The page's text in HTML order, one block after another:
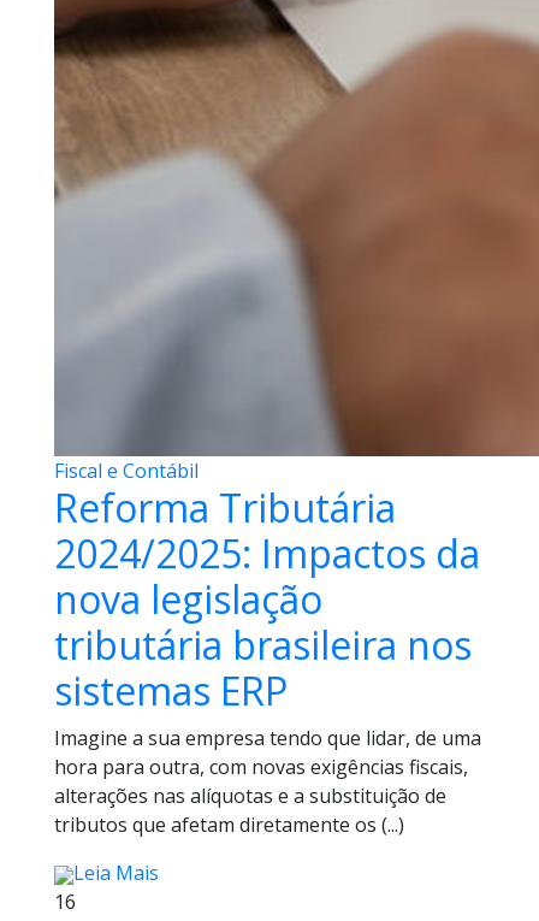
Fiscal e Contábil
Reforma Tributária
2024/2025: Impactos da
nova legislação
tributária brasileira nos
sistemas ERP
Imagine a sua empresa tendo que lidar, de uma
hora para outra, com novas exigências fiscais,
alterações nas alíquotas e a substituição de
tributos que afetam diretamente os (...)
Leia Mais
16